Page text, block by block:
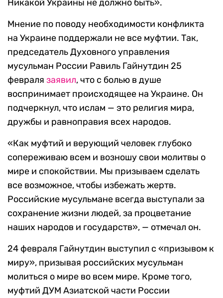
Никакой Украины не должно быть».
Мнение по поводу необходимости конфликта
на Украине поддержали не все муфтии. Так,
председатель Духовного управления
мусульман России Равиль Гайнутдин 25
февраля заявил, что с болью в душе
воспринимает происходящее на Украине. Он
подчеркнул, что ислам — это религия мира,
дружбы и равноправия всех народов.
«Как муфтий и верующий человек глубоко
сопереживаю всем и возношу свои молитвы о
мире и спокойствии. Мы призываем сделать
все возможное, чтобы избежать жертв.
Российские мусульмане всегда выступали за
сохранение жизни людей, за процветание
наших народов и государств», — отмечал он.
24 февраля Гайнутдин выступил с «призывом к
миру», призывая российских мусульман
молиться о мире во всем мире. Кроме того,
муфтий ДУМ Азиатской части России